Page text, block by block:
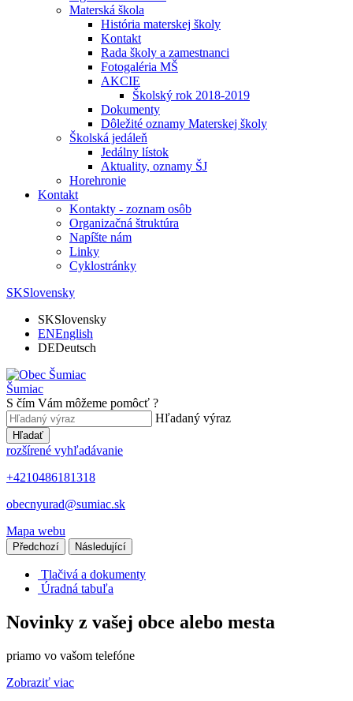
Materská škola
História materskej školy
Kontakt
Rada školy a zamestnanci
Fotogaléria MŠ
AKCIE
Školský rok 2018-2019
Dokumenty
Dôležité oznamy Materskej školy
Školská jedáleň
Jedálny lístok
Aktuality, oznamy ŠJ
Horehronie
Kontakt
Kontakty - zoznam osôb
Organizačná štruktúra
Napíšte nám
Linky
Cyklostránky
SKSlovensky
SKSlovensky
ENEnglish
DEDeutsch
Šumiac
S čím Vám môžeme pomôcť ?
Hľadaný výraz
Hľadať
rozšírené vyhľadávanie
+4210486181318
obecnyurad@sumiac.sk
Mapa webu
Předchozí Následující
Tlačivá a dokumenty
Úradná tabuľa
Novinky z vašej obce alebo mesta
priamo vo vašom telefóne
Zobraziť viac